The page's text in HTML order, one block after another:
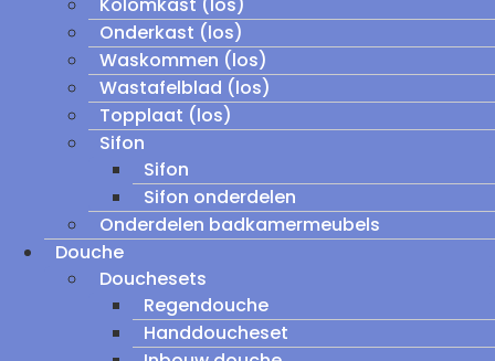
Onderkast (los)
Waskommen (los)
Wastafelblad (los)
Topplaat (los)
Sifon
Sifon
Sifon onderdelen
Onderdelen badkamermeubels
Douche
Douchesets
Regendouche
Handdoucheset